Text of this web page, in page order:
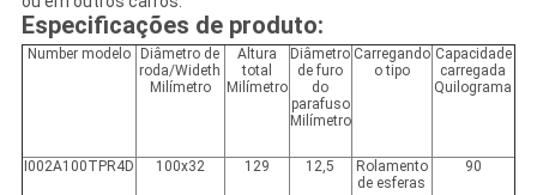
Especificações de produto:
Number modelo
Diâmetro de
roda/Wideth
Milímetro
Altura
total
Milímetro
Diâmetro
de furo
do
parafuso
Milímetro
Carregando
o tipo
Capacidade
carregada
Quilograma
I002A100TPR4D 100x32 129 12,5
Rolamento
de esferas
90